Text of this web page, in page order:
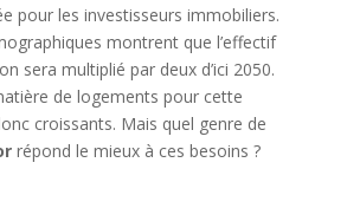
pour les investisseurs immobiliers.
montrent que l’effectif
sera multiplié par deux d’ici 2050.
de logements pour cette
croissants. Mais quel genre de
répond le mieux à ces besoins ?